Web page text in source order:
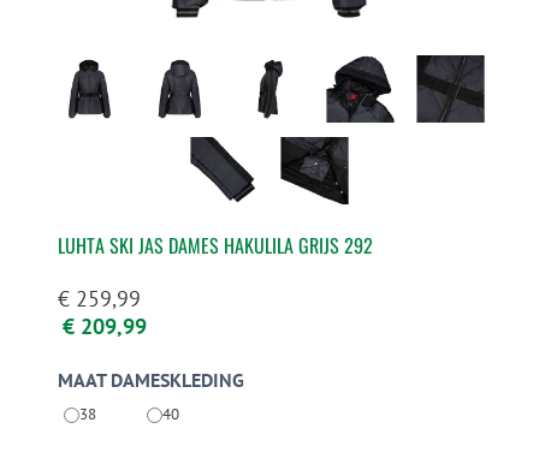
LUHTA SKI JAS DAMES HAKULILA GRIJS 292
€ 259,99
€ 209,99
MAAT DAMESKLEDING
38 40